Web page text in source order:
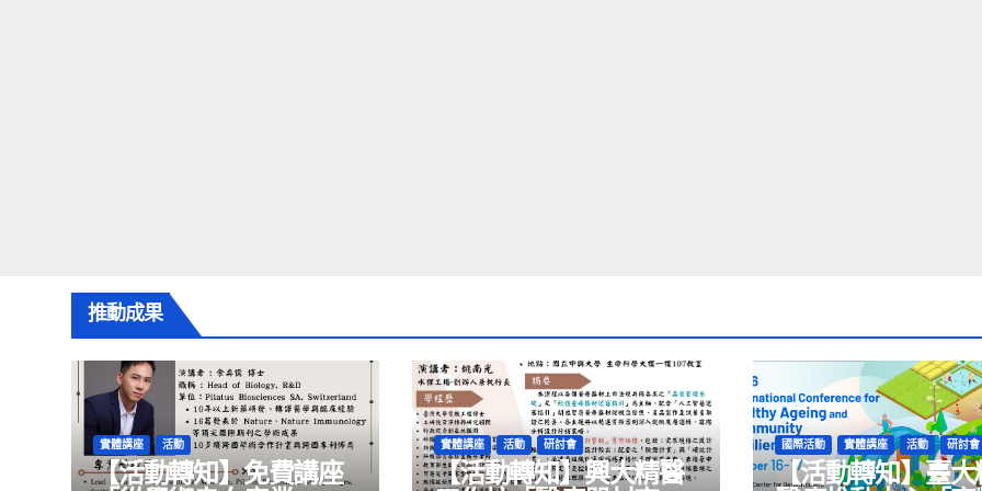
推動成果
實體講座 活動
【活動轉知】免費講座
實體講座 活動 研討會
【活動轉知】興大精醫
國際活動 實體講座 活動 研討會
【活動轉知】臺大